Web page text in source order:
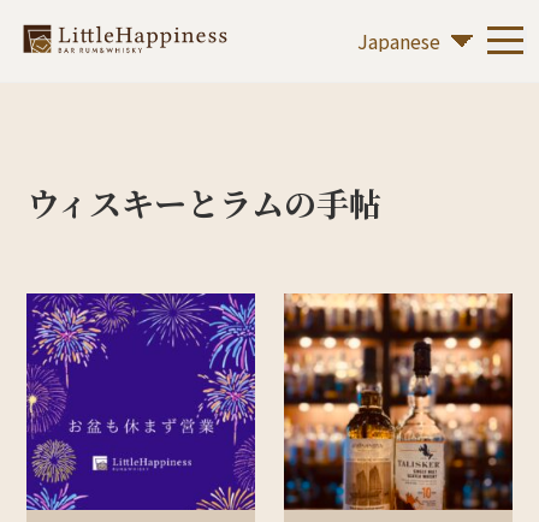
ウィスキーとラムの手帖